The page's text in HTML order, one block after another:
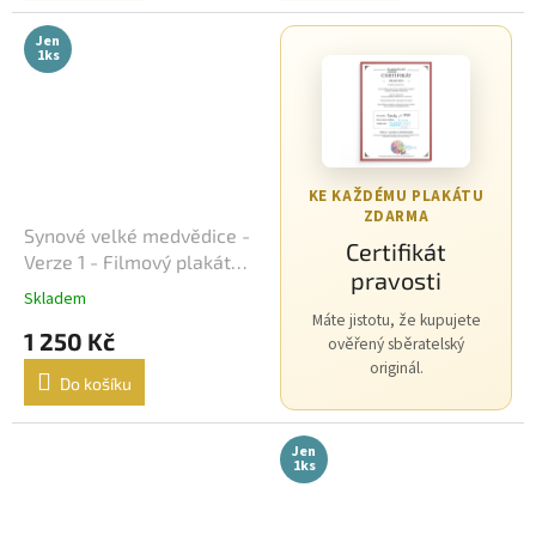
David Fincher
František Vláčil 20
Dušan Klein
Joel Schumacher
Chris Columbus
Jen
1ks
Synové velké medvědice -
Verze 1 - Filmový plakát
(A3)
Skladem
1 250 Kč
Do košíku
KE KAŽDÉMU PLAKÁTU
ZDARMA
Certifikát
pravosti
Máte jistotu, že kupujete
ověřený sběratelský
originál.
Jen
1ks